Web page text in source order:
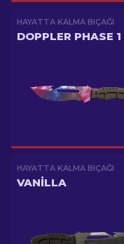
HAYATTA KALMA BIÇAĞI
DOPPLER PHASE 1
HAYATTA KALMA BIÇAĞI
VANILLA